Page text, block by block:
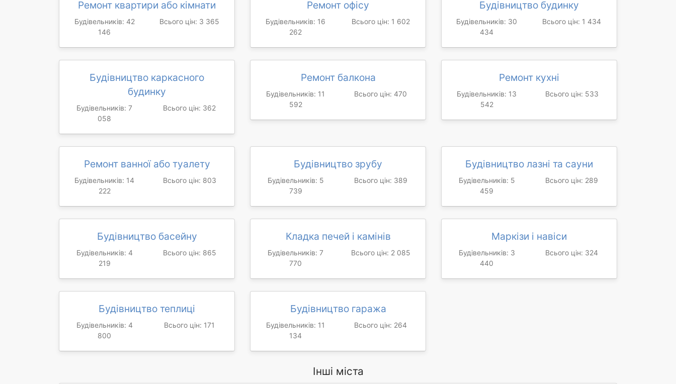
Ремонт квартири або кімнати
Будівельників: 42
146
Всього цін: 3 365
Ремонт офісу
Будівельників: 16
262
Всього цін: 1 602
Будівництво будинку
Будівельників: 30
434
Всього цін: 1 434
Будівництво каркасного
будинку
Будівельників: 7
058
Всього цін: 362
Ремонт балкона
Будівельників: 11
592
Всього цін: 470
Ремонт кухні
Будівельників: 13
542
Всього цін: 533
Ремонт ванної або туалету
Будівельників: 14
222
Всього цін: 803
Будівництво зрубу
Будівельників: 5
739
Всього цін: 389
Будівництво лазні та сауни
Будівельників: 5
459
Всього цін: 289
Будівництво басейну
Будівельників: 4
219
Всього цін: 865
Кладка печей і камінів
Будівельників: 7
770
Всього цін: 2 085
Маркізи і навіси
Будівельників: 3
440
Всього цін: 324
Будівництво теплиці
Будівельників: 4
800
Всього цін: 171
Будівництво гаража
Будівельників: 11
134
Всього цін: 264
Інші міста